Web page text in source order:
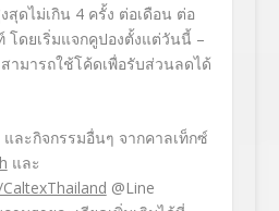
สุดไม่เกิน 4 ครั้ง ต่อเดือน ต่อ
โดยเริ่มแจกคูปองตั้งแต่วันนี้ –
ามารถใช้โค้ดเพื่อรับส่วนลดได้
ละกิจกรรมอื่นๆ จากคาลเท็กซ์
และ
@Line